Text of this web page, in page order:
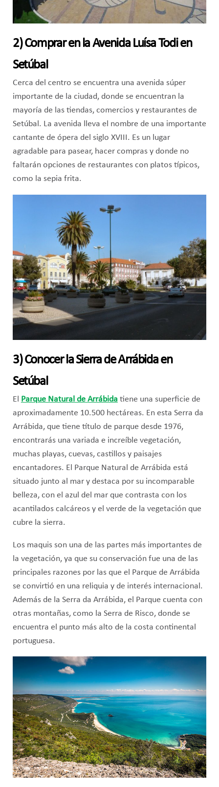
2) Comprar en la Avenida Luísa Todi en
Setúbal
Cerca del centro se encuentra una avenida súper
importante de la ciudad, donde se encuentran la
mayoría de las tiendas, comercios y restaurantes de
Setúbal. La avenida lleva el nombre de una importante
cantante de ópera del siglo XVIII. Es un lugar
agradable para pasear, hacer compras y donde no
faltarán opciones de restaurantes con platos típicos,
como la sepia frita.
3) Conocer la Sierra de Arrábida en
Setúbal
El Parque Natural de Arrábida tiene una superficie de
aproximadamente 10.500 hectáreas. En esta Serra da
Arrábida, que tiene título de parque desde 1976,
encontrarás una variada e increíble vegetación,
muchas playas, cuevas, castillos y paisajes
encantadores. El Parque Natural de Arrábida está
situado junto al mar y destaca por su incomparable
belleza, con el azul del mar que contrasta con los
acantilados calcáreos y el verde de la vegetación que
cubre la sierra.
Los maquis son una de las partes más importantes de
la vegetación, ya que su conservación fue una de las
principales razones por las que el Parque de Arrábida
se convirtió en una reliquia y de interés internacional.
Además de la Serra da Arrábida, el Parque cuenta con
otras montañas, como la Serra de Risco, donde se
encuentra el punto más alto de la costa continental
portuguesa.